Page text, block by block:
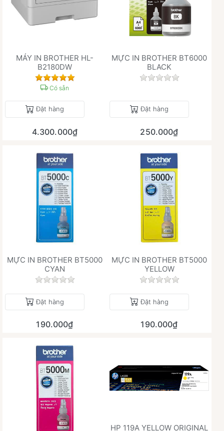
MÁY IN BROTHER HL-
B2180DW
Đánh giá
Có sẵn
Đặt hàng
4.300.000₫
MỰC IN BROTHER BT6000
BLACK
Chưa có đánh giá
Đặt hàng
250.000₫
MỰC IN BROTHER BT5000
CYAN
Chưa có đánh giá nào cho sản phẩm này.
Đặt hàng
190.000₫
MỰC IN BROTHER BT5000
YELLOW
Chưa có đánh giá
Đặt hàng
190.000₫
HP 119A YELLOW ORIGINAL